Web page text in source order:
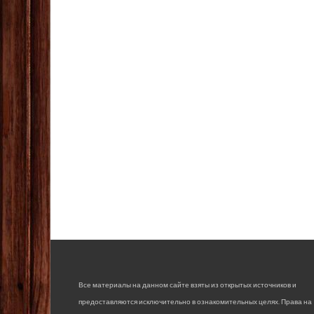
Все материалы на данном сайте взяты из открытых источников и
предоставляются исключительно в ознакомительных целях. Права на